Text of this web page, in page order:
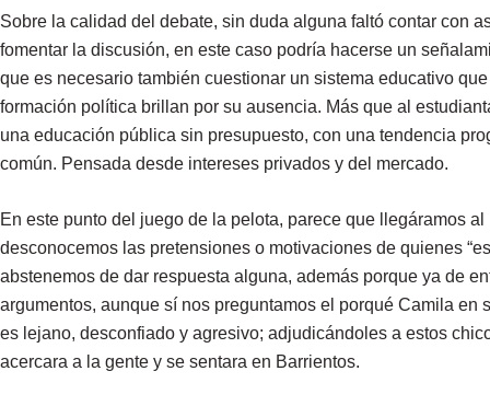
Sobre la calidad del debate, sin duda alguna faltó contar con
fomentar la discusión, en este caso podría hacerse un
que es necesario también cuestionar un sistema educativo
formación política brillan por su ausencia. Más que al
una educación pública sin presupuesto, con una tendencia
común. Pensada desde intereses privados y del mercado.
En este punto del juego de la pelota, parece que llegáramos
desconocemos las pretensiones o motivaciones de quienes
abstenemos de dar respuesta alguna, además porque ya de
argumentos, aunque sí nos preguntamos el porqué Camila en
es lejano, desconfiado y agresivo; adjudicándoles a estos
acercara a la gente y se sentara en Barrientos.